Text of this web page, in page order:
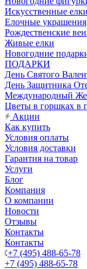
Искусственные елки
Елочные украшения
Рождественские
Живые елки
Новогодние
ПОДАРКИ
День Святого
День Защитника
Международный
Цветы в горшках в
Акции
Как купить
Условия оплаты
Условия доставки
Гарантия на товар
Услуги
Блог
Компания
О компании
Новости
Отзывы
Контакты
Контакты
+7 (495) 488-65-78
+7 (495) 488-65-78